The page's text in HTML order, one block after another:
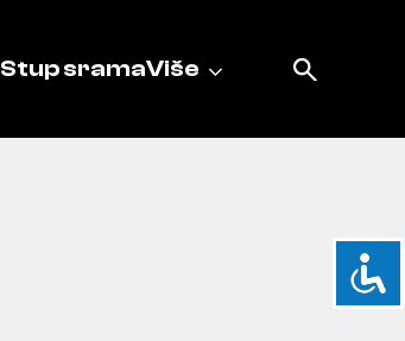
Stup sramaViše